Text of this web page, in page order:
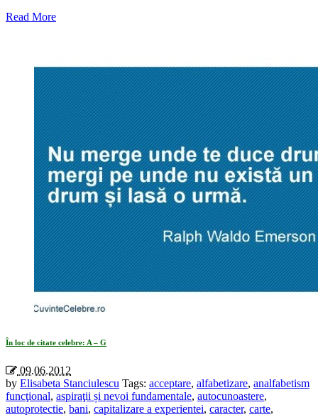
Read More
În loc de citate celebre: A – G
09.06.2012
by Elisabeta Stanciulescu Tags: acceptare, alfabetizare, analfabetism
funcţional, aspiraţii și nevoi fundamentale, autocunoastere,
autoprotectie, bani, capitalizare a experientei, caracter, carte,